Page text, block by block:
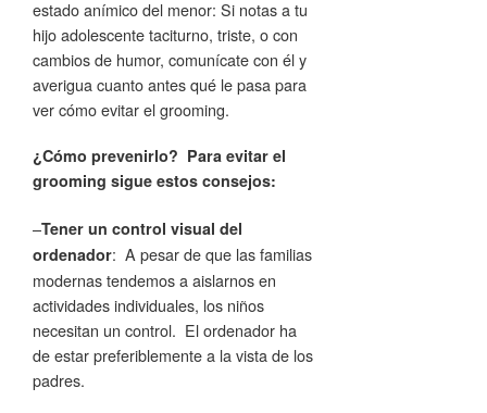
estado anímico del menor: Si notas a tu
hijo adolescente taciturno, triste, o con
cambios de humor, comunícate con él y
averigua cuanto antes qué le pasa para
ver cómo evitar el grooming.
¿Cómo prevenirlo? Para evitar el
grooming sigue estos consejos:
–Tener un control visual del
ordenador: A pesar de que las familias
modernas tendemos a aislarnos en
actividades individuales, los niños
necesitan un control. El ordenador ha
de estar preferiblemente a la vista de los
padres.